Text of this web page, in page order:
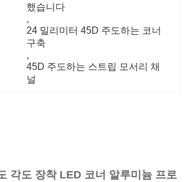
했습니다
,
24 밀리미터 45D 주도하는 코너
구축
,
45D 주도하는 스트립 모서리 채
널
각도 장착 LED 코너 알루미늄 프로